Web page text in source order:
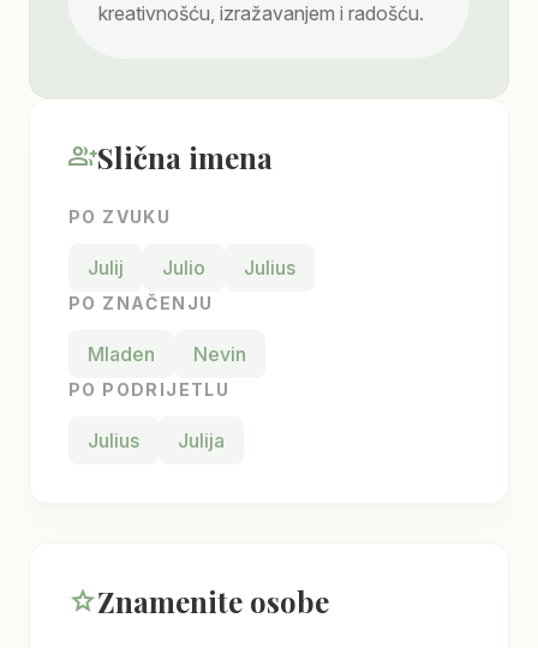
kreativnošću, izražavanjem i radošću.
group_addSlična imena
PO ZVUKU
Julij Julio Julius
PO ZNAČENJU
Mladen Nevin
PO PODRIJETLU
Julius Julija
starZnamenite osobe